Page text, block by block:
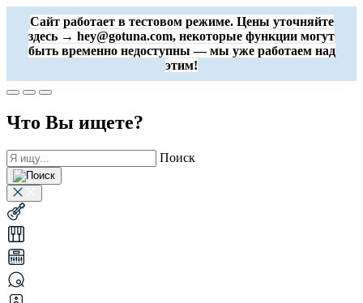
Сайт работает в тестовом режиме. Цены уточняйте
здесь → hey@gotuna.com, некоторые функции могут
быть временно недоступны — мы уже работаем над
этим!
Что Вы ищете?
Поиск